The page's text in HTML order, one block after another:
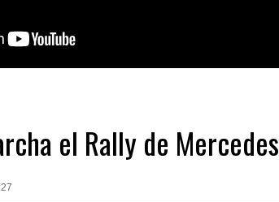
el Rally de Mercedes